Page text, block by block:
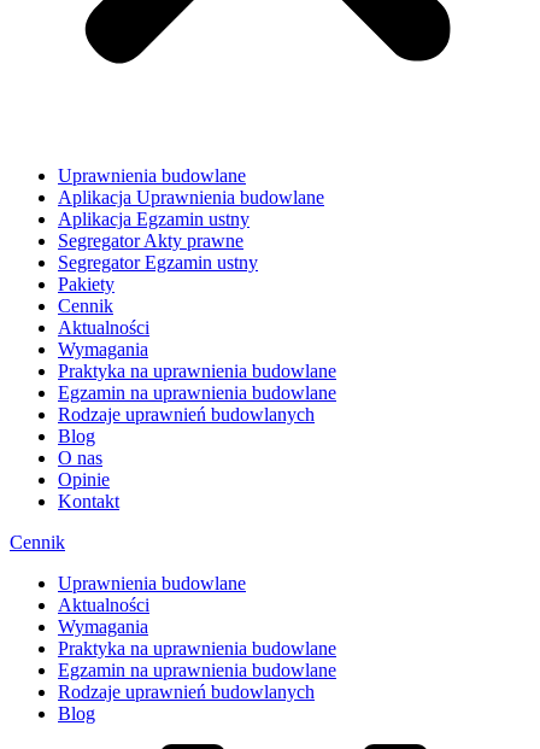
Uprawnienia budowlane
Aplikacja Uprawnienia budowlane
Aplikacja Egzamin ustny
Segregator Akty prawne
Segregator Egzamin ustny
Pakiety
Cennik
Aktualności
Wymagania
Praktyka na uprawnienia budowlane
Egzamin na uprawnienia budowlane
Rodzaje uprawnień budowlanych
Blog
O nas
Opinie
Kontakt
Cennik
Uprawnienia budowlane
Aktualności
Wymagania
Praktyka na uprawnienia budowlane
Egzamin na uprawnienia budowlane
Rodzaje uprawnień budowlanych
Blog